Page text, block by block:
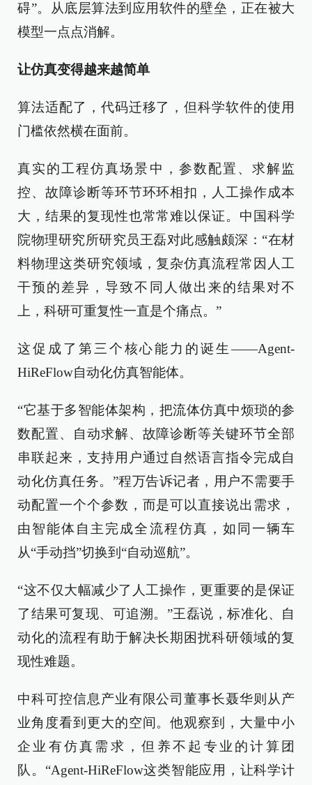
碍”。从底层算法到应用软件的壁垒，正在被大
模型一点点消解。
让仿真变得越来越简单
算法适配了，代码迁移了，但科学软件的使用
门槛依然横在面前。
真实的工程仿真场景中，参数配置、求解监
控、故障诊断等环节环环相扣，人工操作成本
大，结果的复现性也常常难以保证。中国科学
院物理研究所研究员王磊对此感触颇深：“在材
料物理这类研究领域，复杂仿真流程常因人工
干预的差异，导致不同人做出来的结果对不
上，科研可重复性一直是个痛点。”
这促成了第三个核心能力的诞生——Agent-
HiReFlow自动化仿真智能体。
“它基于多智能体架构，把流体仿真中烦琐的参
数配置、自动求解、故障诊断等关键环节全部
串联起来，支持用户通过自然语言指令完成自
动化仿真任务。”程万告诉记者，用户不需要手
动配置一个个参数，而是可以直接说出需求，
由智能体自主完成全流程仿真，如同一辆车
从“手动挡”切换到“自动巡航”。
“这不仅大幅减少了人工操作，更重要的是保证
了结果可复现、可追溯。”王磊说，标准化、自
动化的流程有助于解决长期困扰科研领域的复
现性难题。
中科可控信息产业有限公司董事长聂华则从产
业角度看到更大的空间。他观察到，大量中小
企业有仿真需求，但养不起专业的计算团
队。“Agent-HiReFlow这类智能应用，让科学计